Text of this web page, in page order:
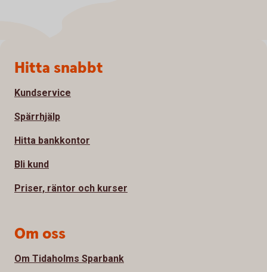
Sidfot
Hitta snabbt
Kundservice
Spärrhjälp
Hitta bankkontor
Bli kund
Priser, räntor och kurser
Om oss
Om Tidaholms Sparbank